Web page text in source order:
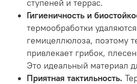
ступеней и террас.
Гигиеничность и
термообработки
гемицеллюлоза, поэтому
привлекает грибок,
Это идеальный материал
Приятная тактильность.